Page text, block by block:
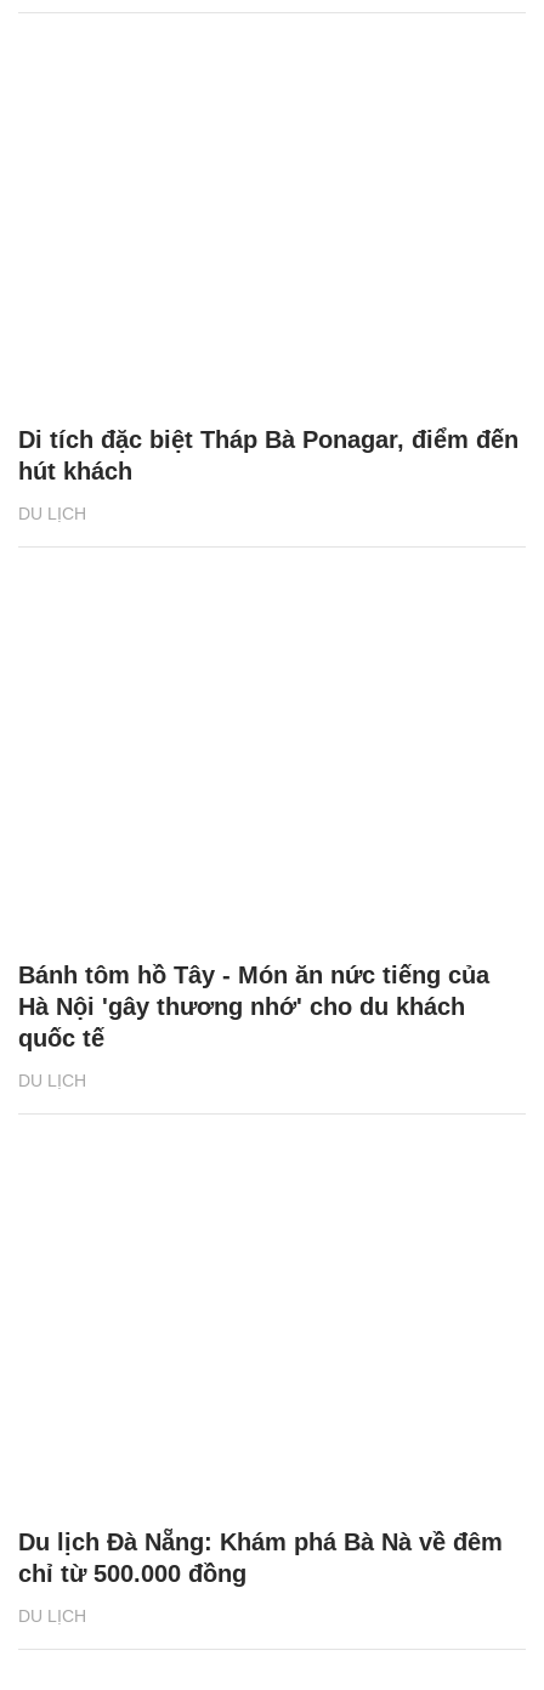
DU LỊCH
Di tích đặc biệt Tháp Bà Ponagar, điểm đến
hút khách
DU LỊCH
Bánh tôm hồ Tây - Món ăn nức tiếng của
Hà Nội 'gây thương nhớ' cho du khách
quốc tế
DU LỊCH
Du lịch Đà Nẵng: Khám phá Bà Nà về đêm
chỉ từ 500.000 đồng